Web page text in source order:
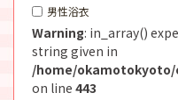
男性浴衣
Warning: in_array()
string given in
/home/
on line 443